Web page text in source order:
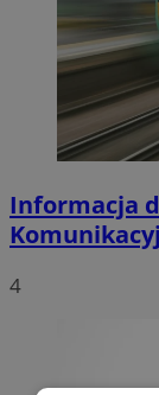
Informacja
4